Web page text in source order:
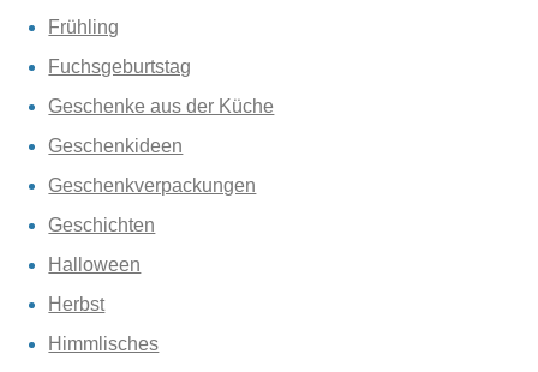
Frühling
Fuchsgeburtstag
Geschenke aus der Küche
Geschenkideen
Geschenkverpackungen
Geschichten
Halloween
Herbst
Himmlisches